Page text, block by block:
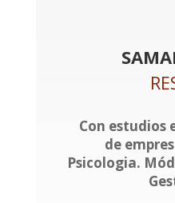
Con estudios
de
Psicologia.